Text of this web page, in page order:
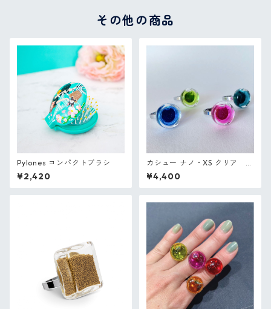
その他の商品
Pylones コンパクトブラシ
¥2,420
カシュー ナノ・XS クリア P
ylones フランス ガラスのリン
グ
¥4,400